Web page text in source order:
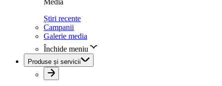
Media
Știri recente
Campanii
Galerie media
Închide meniu
Produse și servicii